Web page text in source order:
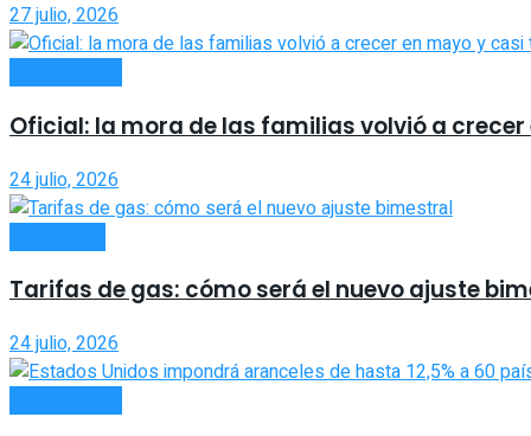
27 julio, 2026
Oficial: la mora de las familias volvió a
24 julio, 2026
Tarifas de gas: cómo será el nuevo ajuste
24 julio, 2026